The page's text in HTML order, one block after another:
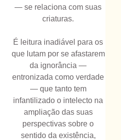
— se relaciona com suas
criaturas.
É leitura inadiável para os
que lutam por se afastarem
da ignorância —
entronizada como verdade
— que tanto tem
infantilizado o intelecto na
ampliação das suas
perspectivas sobre o
sentido da existência,